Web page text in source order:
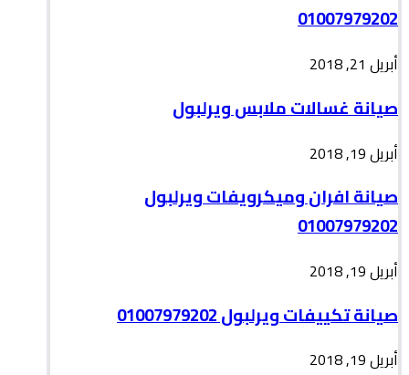
01007979202
أبريل 21, 2018
صيانة غسالات ملابس ويرلبول
أبريل 19, 2018
صيانة افران وميكرويفات ويرلبول
01007979202
أبريل 19, 2018
صيانة تكييفات ويرلبول 01007979202
أبريل 19, 2018